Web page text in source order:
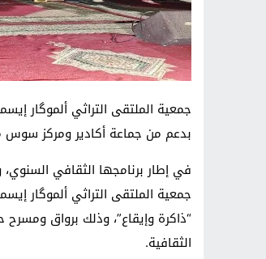
جمعية الملتقى التراثي ألموگار
بدعم من جماعة أكادير ومركز سوس
في إطار برنامجها الثقافي
“ذاكرة وإيقاع”، وذلك برواق
الثقافية.